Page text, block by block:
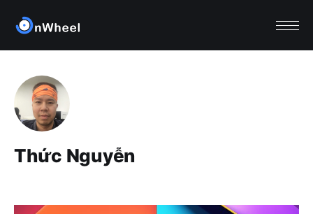
Thức Nguyễn